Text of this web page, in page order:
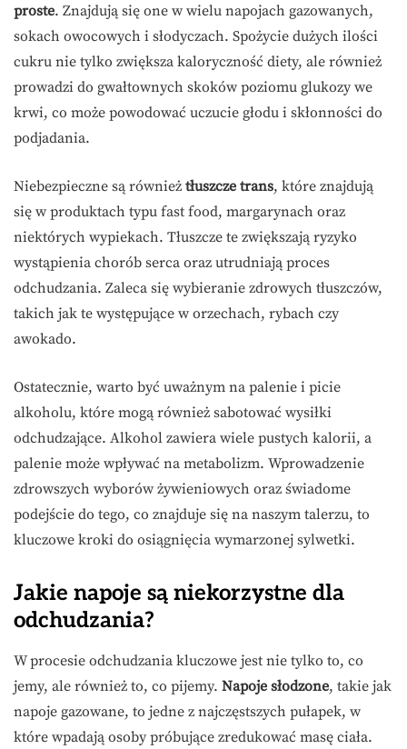
proste. Znajdują się one w wielu napojach gazowanych,
sokach owocowych i słodyczach. Spożycie dużych ilości
cukru nie tylko zwiększa kaloryczność diety, ale również
prowadzi do gwałtownych skoków poziomu glukozy we
krwi, co może powodować uczucie głodu i skłonności do
podjadania.
Niebezpieczne są również tłuszcze trans, które znajdują
się w produktach typu fast food, margarynach oraz
niektórych wypiekach. Tłuszcze te zwiększają ryzyko
wystąpienia chorób serca oraz utrudniają proces
odchudzania. Zaleca się wybieranie zdrowych tłuszczów,
takich jak te występujące w orzechach, rybach czy
awokado.
Ostatecznie, warto być uważnym na palenie i picie
alkoholu, które mogą również sabotować wysiłki
odchudzające. Alkohol zawiera wiele pustych kalorii, a
palenie może wpływać na metabolizm. Wprowadzenie
zdrowszych wyborów żywieniowych oraz świadome
podejście do tego, co znajduje się na naszym talerzu, to
kluczowe kroki do osiągnięcia wymarzonej sylwetki.
Jakie napoje są niekorzystne dla
odchudzania?
W procesie odchudzania kluczowe jest nie tylko to, co
jemy, ale również to, co pijemy. Napoje słodzone, takie jak
napoje gazowane, to jedne z najczęstszych pułapek, w
które wpadają osoby próbujące zredukować masę ciała.